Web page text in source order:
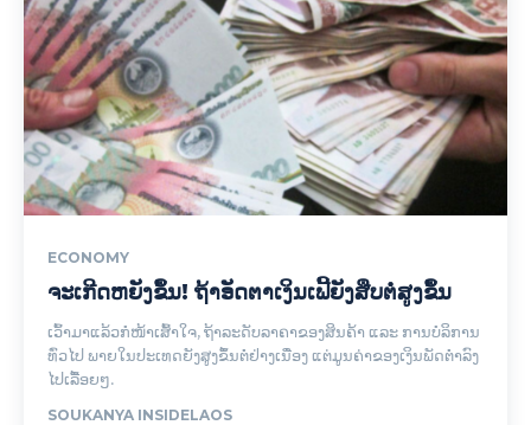
ECONOMY
ຈະເກີດຫຍັງຂຶ້ນ! ຖ້າອັດຕາເງິນເຟີ້ຍັງສືບຕໍ່ສູງຂຶ້ນ
ເວົ້າມາແລ້ວກໍໜ້າເສົ້າໃຈ, ຖ້າລະດັບລາຄາຂອງສິນຄ້າ ແລະ ການບໍລິການ
ທົ່ວໄປ ພາຍໃນປະເທດຍັງສູງຂຶ້ນຕໍ່ຢ່າງເນື່ອງ ແຕ່ມູນຄ່າຂອງເງິນພັດຕໍ່າລົງ
ໄປເລື້ອຍໆ.
SOUKANYA INSIDELAOS